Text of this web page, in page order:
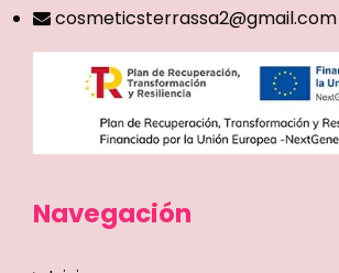
cosmeticsterrassa2@gmail.com
Navegación